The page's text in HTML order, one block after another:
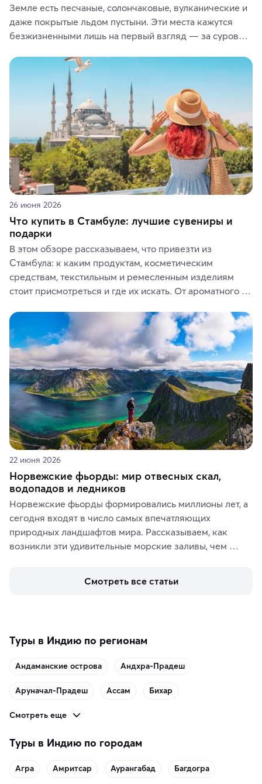
Земле есть песчаные, солончаковые, вулканические и
даже покрытые льдом пустыни. Эти места кажутся
безжизненными лишь на первый взгляд — за суровой
животные и маршруты, которые дарят одни из самых
ярких впечатлений от путешествий.
26 июня 2026
Что купить в Стамбуле: лучшие сувениры и
подарки
В этом обзоре рассказываем, что привезти из
Стамбула: к каким продуктам, косметическим
средствам, текстильным и ремесленным изделиям
стоит присмотреться и где их искать. От ароматного
керамики и изделий из кожи на турецких рынках и в
аутентичных лавках — в подарок близким или себе на
память о путешествии.
22 июня 2026
Норвежские фьорды: мир отвесных скал,
водопадов и ледников
Норвежские фьорды формировались миллионы лет, а
сегодня входят в число самых впечатляющих
природных ландшафтов мира. Рассказываем, как
возникли эти удивительные морские заливы, чем
включить в маршрут по Норвегии.
Смотреть все статьи
Туры в Индию по регионам
Андаманские острова Андхра-Прадеш
Аруначал-Прадеш Ассам Бихар
Смотреть еще
Туры в Индию по городам
Агра Амритсар Аурангабад Багдогра